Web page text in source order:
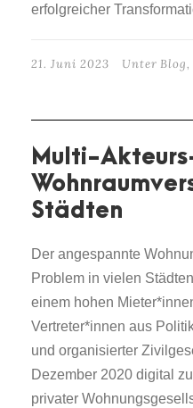
erfolgreicher
21. Juni 2023 Unter Blog,
Multi-
Städten
Der angespannte
Problem in vielen
einem hohen
Vertreter*innen aus
und organisierter
Dezember 2020 digital
privater